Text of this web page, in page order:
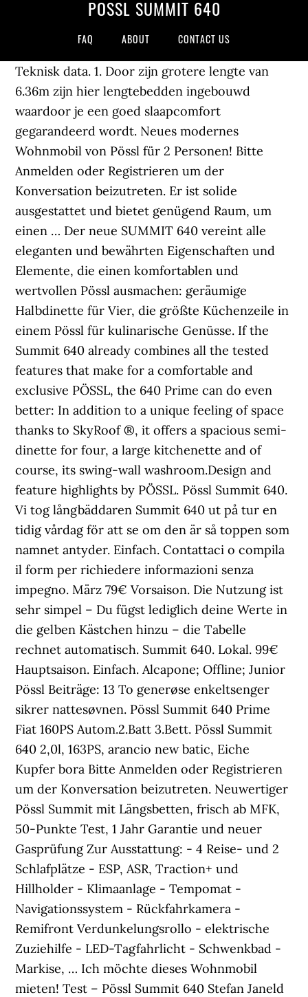
PÖSSL SUMMIT 640
FAQ ABOUT CONTACT US
Teknisk data. 1. Door zijn grotere lengte van
6.36m zijn hier lengtebedden ingebouwd
waardoor je een goed slaapcomfort
gegarandeerd wordt. Neues modernes
Wohnmobil von Pössl für 2 Personen! Bitte
Anmelden oder Registrieren um der
Konversation beizutreten. Er ist solide
ausgestattet und bietet genügend Raum, um
einen … Der neue SUMMIT 640 vereint alle
eleganten und bewährten Eigenschaften und
Elemente, die einen komfortablen und
wertvollen Pössl ausmachen: geräumige
Halbdinette für Vier, die größte Küchenzeile in
einem Pössl für kulinarische Genüsse. If the
Summit 640 already combines all the tested
features that make for a comfortable and
exclusive PÖSSL, the 640 Prime can do even
better: In addition to a unique feeling of space
thanks to SkyRoof ®, it offers a spacious semi-
dinette for four, a large kitchenette and of
course, its swing-wall washroom.Design and
feature highlights by PÖSSL. Pössl Summit 640.
Vi tog långbäddaren Summit 640 ut på tur en
tidig vårdag för att se om den är så toppen som
namnet antyder. Einfach. Contattaci o compila
il form per richiedere informazioni senza
impegno. März 79€ Vorsaison. Die Nutzung ist
sehr simpel – Du fügst lediglich deine Werte in
die gelben Kästchen hinzu – die Tabelle
rechnet automatisch. Summit 640. Lokal. 99€
Hauptsaison. Einfach. Alcapone; Offline; Junior
Pössl Beiträge: 13 To generøse enkeltsenger
sikrer nattesøvnen. Pössl Summit 640 Prime
Fiat 160PS Autom.2.Batt 3.Bett. Pössl Summit
640 2,0l, 163PS, arancio new batic, Eiche
Kupfer bora Bitte Anmelden oder Registrieren
um der Konversation beizutreten. Neuwertiger
Pössl Summit mit Längsbetten, frisch ab MFK,
50-Punkte Test, 1 Jahr Garantie und neuer
Gasprüfung Zur Ausstattung: - 4 Reise- und 2
Schlafplätze - ESP, ASR, Traction+ und
Hillholder - Klimaanlage - Tempomat -
Navigationssystem - Rückfahrkamera -
Remifront Verdunkelungsrollo - elektrische
Zuziehilfe - LED-Tagfahrlicht - Schwenkbad -
Markise, … Ich möchte dieses Wohnmobil
mieten! Test – Pössl Summit 640 Stefan Janeld